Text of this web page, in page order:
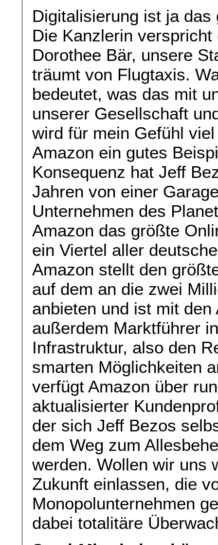
Digitalisierung ist ja
Die Kanzlerin verspricht
Dorothee Bär, unsere
träumt von Flugtaxis.
bedeutet, was das mit
unserer Gesellschaft
wird für mein Gefühl
Amazon ein gutes
Konsequenz hat Jeff
Jahren von einer
Unternehmen des
Amazon das größte
ein Viertel aller
Amazon stellt den
auf dem an die zwei
anbieten und ist mit
außerdem Marktführer
Infrastruktur, also den
smarten Möglichkeiten
verfügt Amazon über
aktualisierter
der sich Jeff Bezos
dem Weg zum
werden. Wollen wir uns
Zukunft einlassen, die
Monopolunternehmen
dabei totalitäre